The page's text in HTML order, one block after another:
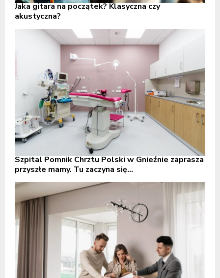
Jaka gitara na początek? Klasyczna czy
akustyczna?
Szpital Pomnik Chrztu Polski w Gnieźnie zaprasza
przyszłe mamy. Tu zaczyna się...